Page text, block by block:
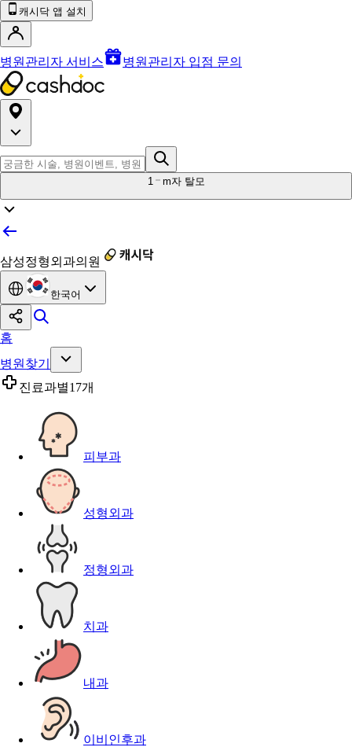
캐시닥 앱 설치
병원관리자 서비스 병원관리자 입점 문의
1 m자 탈모
삼성정형외과의원
한국어
홈
병원찾기
진료과별17개
피부과
성형외과
정형외과
치과
내과
이비인후과